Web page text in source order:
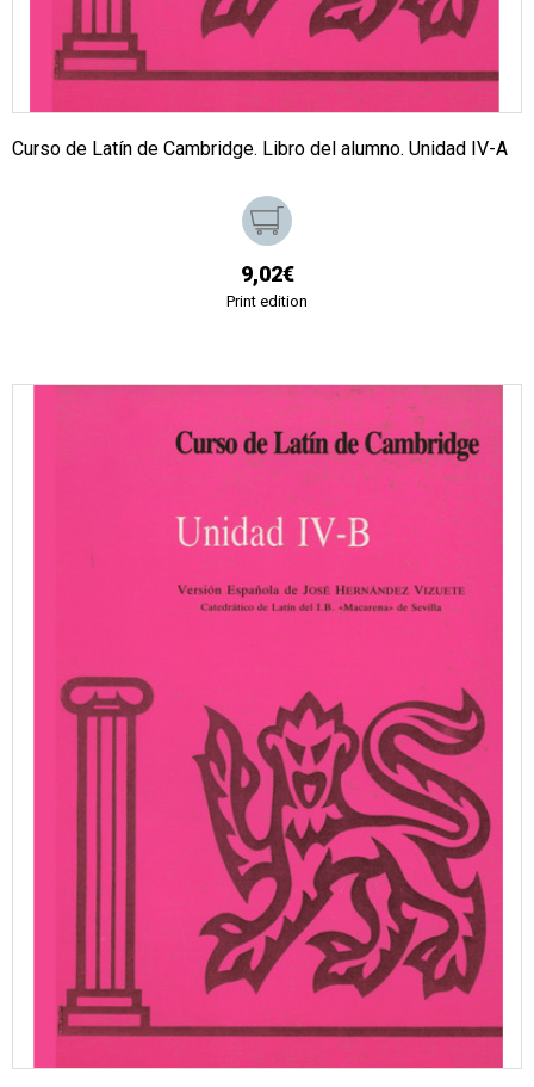
Curso de Latín de Cambridge. Libro del alumno. Unidad IV-A
9,02€
Print edition